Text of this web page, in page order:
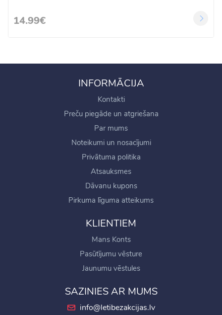
14.99€
INFORMĀCIJA
Kontakti
Preču piegāde un atgriešana
Par mums
Noteikumi un nosacījumi
Privātuma politika
Atsauksmes
Dāvanu kupons
Pirkuma līguma atteikums
KLIENTIEM
Mans Konts
Pasūtījumu vēsture
Jaunumu vēstules
SAZINIES AR MUMS
info@letibezakcijas.lv